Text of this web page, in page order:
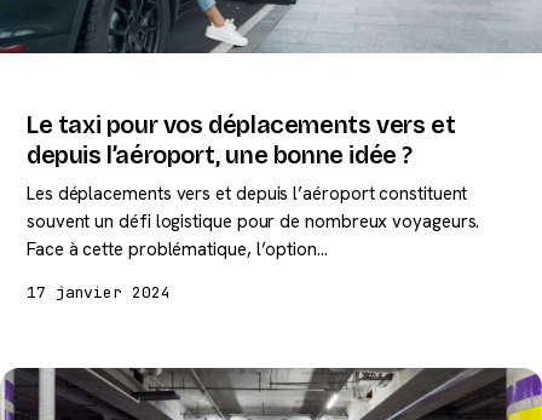
Le taxi pour vos déplacements vers et
depuis l’aéroport, une bonne idée ?
Les déplacements vers et depuis l’aéroport constituent
souvent un défi logistique pour de nombreux voyageurs.
Face à cette problématique, l’option…
17 janvier 2024